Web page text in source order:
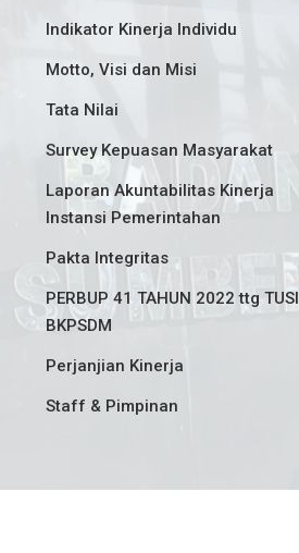
Indikator Kinerja Individu
Motto, Visi dan Misi
Tata Nilai
Survey Kepuasan Masyarakat
Laporan Akuntabilitas Kinerja
Instansi Pemerintahan
Pakta Integritas
PERBUP 41 TAHUN 2022 ttg TUSI
BKPSDM
Perjanjian Kinerja
Staff & Pimpinan